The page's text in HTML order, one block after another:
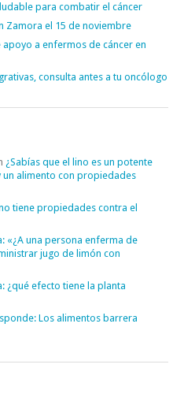
para combatir el cáncer
Zamora el 15 de noviembre
a enfermos de cáncer en
consulta antes a tu oncólogo
¿Sabías que el lino es un potente
alimento con propiedades
tiene propiedades contra el
«¿A una persona enferma de
jugo de limón con
¿qué efecto tiene la planta
Los alimentos barrera